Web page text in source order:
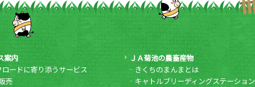
案内
ロードに寄り添うサービス
売
ＪＡ菊池の農畜産物
きくちのまんまとは
キャトルブリーディングステーション